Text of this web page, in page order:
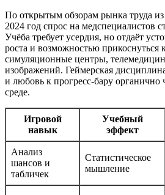
По открытым обзорам рынка труда из
2024 год спрос на медспециалистов
Учёба требует усердия, но отдаёт
роста и возможностью прикоснуться
симуляционные центры,
изображений. Геймерская
и любовь к прогресс‑бару органично
среде.
Игровой
навык
Учебный
эффект
Анализ
шансов и
табличек
Статистическое
мышление